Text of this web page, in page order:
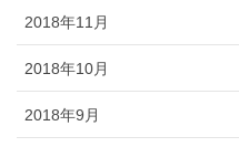
2018年11月
2018年10月
2018年9月